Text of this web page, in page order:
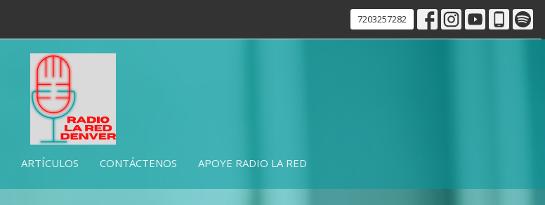
7203257282
ARTÍCULOS CONTÁCTENOS APOYE RADIO LA RED